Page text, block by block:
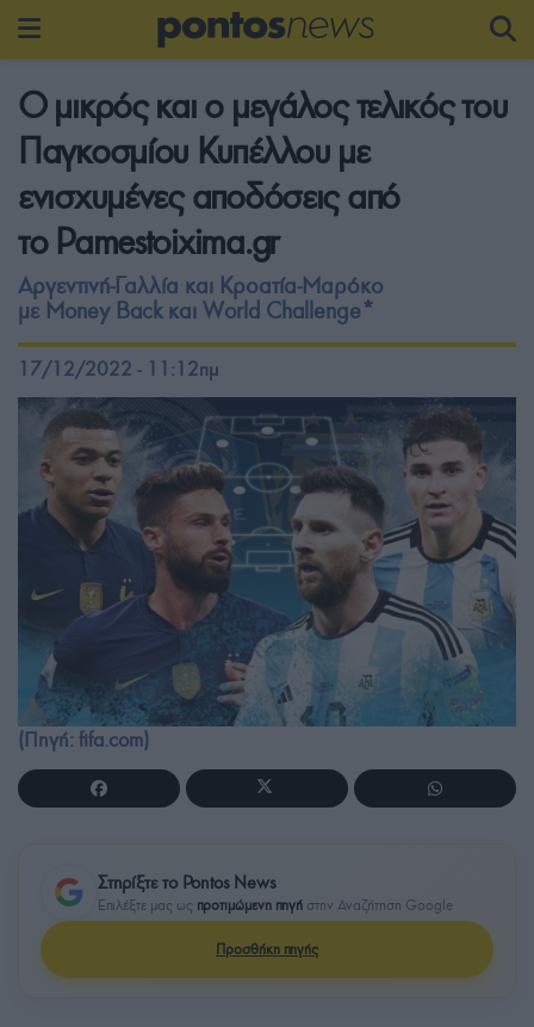
Ο μικρός και ο μεγάλος τελικός του
Παγκοσμίου Κυπέλλου με
ενισχυμένες αποδόσεις από
το Pamestoixima.gr
Αργεντινή-Γαλλία και Κροατία-Μαρόκο
με Money Back και World Challenge*
17/12/2022 - 11:12πμ
(Πηγή: fifa.com)
Στηρίξτε το Pontos News
Επιλέξτε μας ως προτιμώμενη πηγή στην Αναζήτηση Google
Προσθήκη πηγής